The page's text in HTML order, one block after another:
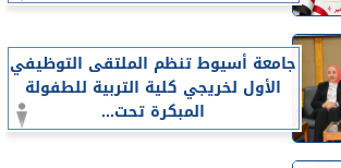
جامعة أسيوط تنظم الملتقى التوظيفي
الأول لخريجي كلية التربية للطفولة
المبكرة تحت...